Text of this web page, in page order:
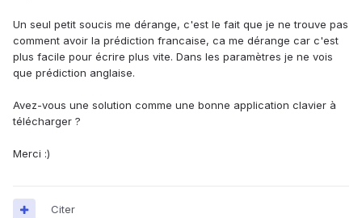
Un seul petit soucis me dérange, c'est le fait que je ne trouve pas
comment avoir la prédiction francaise, ca me dérange car c'est
plus facile pour écrire plus vite. Dans les paramètres je ne vois
que prédiction anglaise.
Avez-vous une solution comme une bonne application clavier à
télécharger ?
Merci :)
Citer